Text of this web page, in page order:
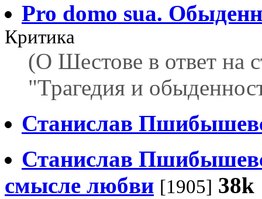
Pro domo sua.
Критика
(О Шестове в ответ на
"Трагедия и
Станислав
Станислав
смысле любви [1905] 38k